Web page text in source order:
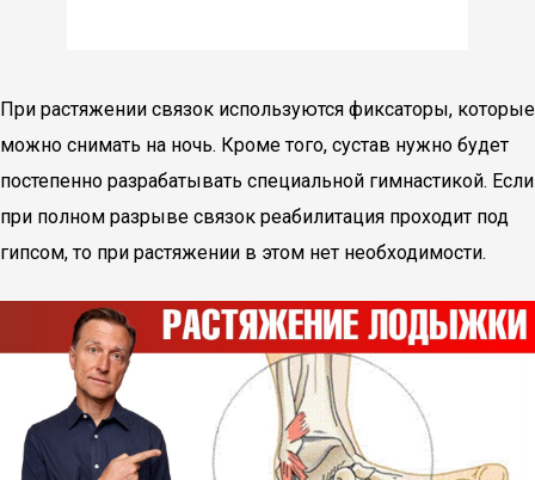
При растяжении связок используются фиксаторы, которые
можно снимать на ночь. Кроме того, сустав нужно будет
постепенно разрабатывать специальной гимнастикой. Если
при полном разрыве связок реабилитация проходит под
гипсом, то при растяжении в этом нет необходимости.